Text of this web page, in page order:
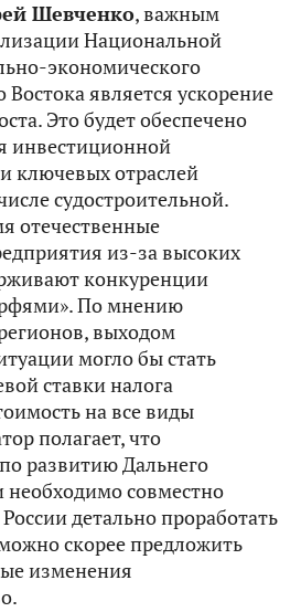
Шевченко, важным
Национальной
экономического
Востока является ускорение
Это будет обеспечено
инвестиционной
ключевых отраслей
судостроительной.
отечественные
из‑за высоких
конкуренции
По мнению
выходом
могло бы стать
ставки налога
на все виды
полагает, что
развитию Дальнего
необходимо совместно
детально проработать
скорее предложить
изменения